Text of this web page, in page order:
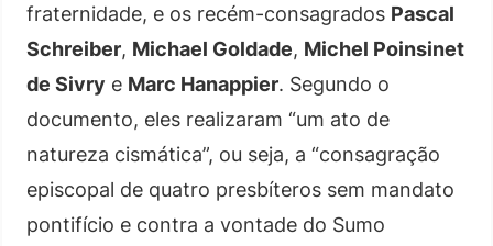
fraternidade, e os recém-consagrados Pascal
Schreiber, Michael Goldade, Michel Poinsinet
de Sivry e Marc Hanappier. Segundo o
documento, eles realizaram “um ato de
natureza cismática”, ou seja, a “consagração
episcopal de quatro presbíteros sem mandato
pontifício e contra a vontade do Sumo